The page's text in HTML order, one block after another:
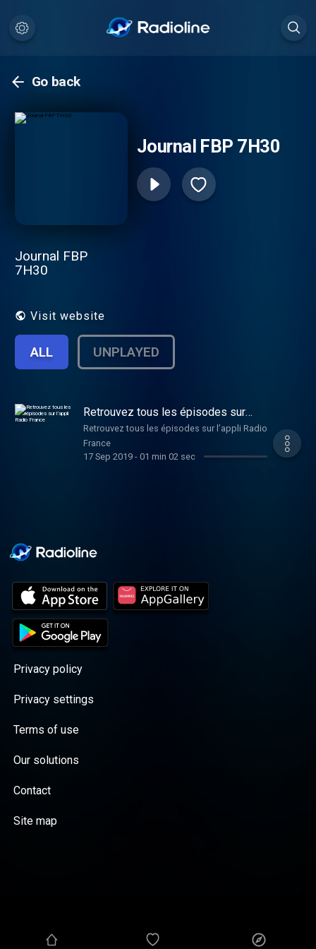
Go back
Journal FBP 7H30
Journal FBP
7H30
Visit website
ALL UNPLAYED
Retrouvez tous les épisodes sur
l’appli Radio France
Retrouvez tous les épisodes sur l’appli Radio
France
17 Sep 2019- 01 min 02 sec
Privacy policy
Privacy settings
Terms of use
Our solutions
Contact
Site map